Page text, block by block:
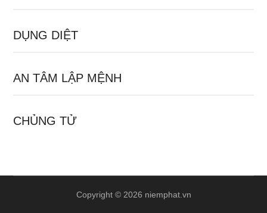
DỤNG DIỆT
AN TÂM LẬP MỆNH
CHỦNG TỬ
Copyright © 2026 niemphat.vn